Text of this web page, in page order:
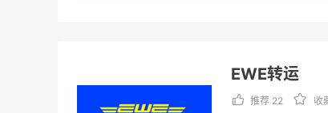
EWE转运
推荐 22 收